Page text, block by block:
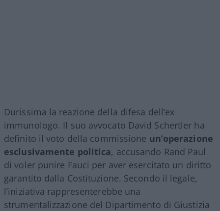
Durissima la reazione della difesa dell’ex
immunologo. Il suo avvocato David Schertler ha
definito il voto della commissione un’operazione
esclusivamente politica, accusando Rand Paul
di voler punire Fauci per aver esercitato un diritto
garantito dalla Costituzione. Secondo il legale,
l’iniziativa rappresenterebbe una
strumentalizzazione del Dipartimento di Giustizia